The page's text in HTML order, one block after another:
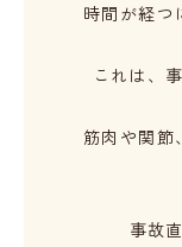
時間が経つ
これは、
筋肉や関節
事故